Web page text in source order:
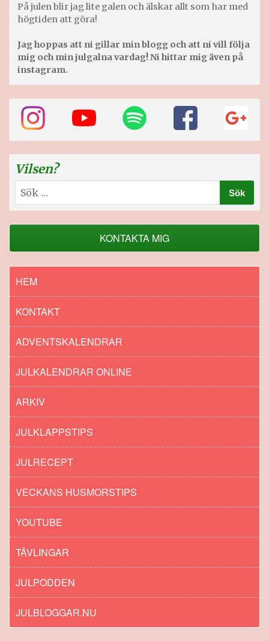
På julen blir jag lite galen och älskar allt som har med
högtiden att göra!
Jag hoppas att ni gillar min blogg och att ni vill följa
mig och min julgalna vardag! Ni hittar mig även på
instagram.
Vilsen?
Sök
efter:
KONTAKTA MIG
HEM
KONTAKT
ADVENTSKALENDRAR
JULKALENDRAR ONLINE
ARKIV
JULKLAPPSTIPS
JULRECEPT
VECKANS HUSMORSTIPS
YOUTUBE
TÄVLINGAR
JULPODDEN
JULBLOGGAR.NU